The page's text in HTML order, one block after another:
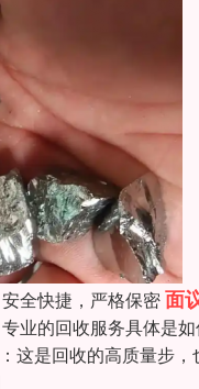
全快捷，严格保密面
业的回收服务具体是
这是回收的高质量步